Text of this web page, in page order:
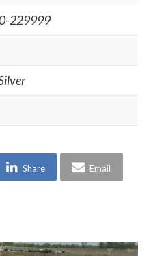
229999
Share Email